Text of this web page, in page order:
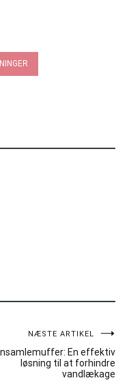
NÆSTE ARTIKEL
En effektiv
løsning til at forhindre
vandlækage